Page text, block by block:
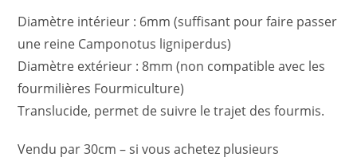
Diamètre intérieur : 6mm (suffisant pour faire passer
une reine Camponotus ligniperdus)
Diamètre extérieur : 8mm (non compatible avec les
fourmilières Fourmiculture)
Translucide, permet de suivre le trajet des fourmis.
Vendu par 30cm – si vous achetez plusieurs